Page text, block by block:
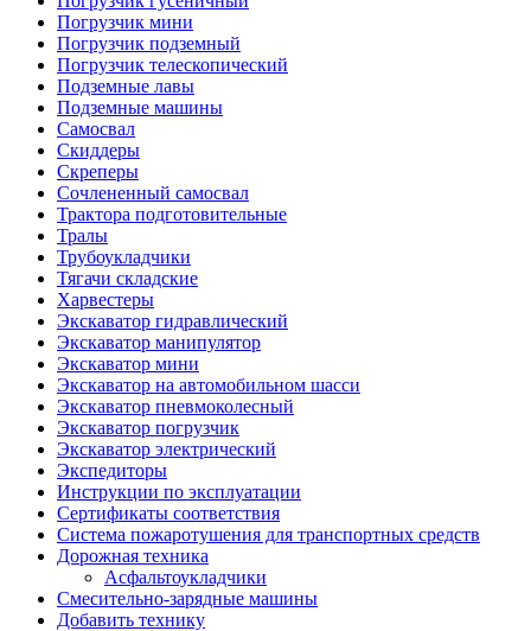
Погрузчик мини
Погрузчик подземный
Погрузчик телескопический
Подземные лавы
Подземные машины
Самосвал
Скиддеры
Скреперы
Сочлененный самосвал
Трактора подготовительные
Тралы
Трубоукладчики
Тягачи складские
Харвестеры
Экскаватор гидравлический
Экскаватор манипулятор
Экскаватор мини
Экскаватор на автомобильном шасси
Экскаватор пневмоколесный
Экскаватор погрузчик
Экскаватор электрический
Экспедиторы
Инструкции по эксплуатации
Сертификаты соответствия
Система пожаротушения для транспортных средств
Дорожная техника
Асфальтоукладчики
Смесительно-зарядные машины
Добавить технику